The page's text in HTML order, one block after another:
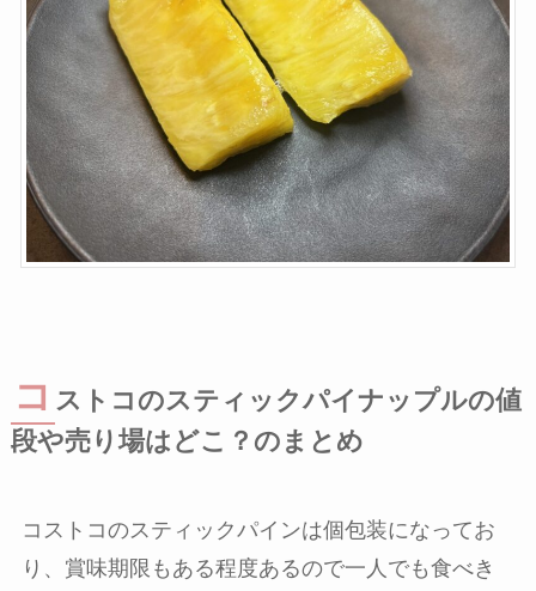
コ ストコのスティックパイナップルの値
段や売り場はどこ？のまとめ
コストコのスティックパインは個包装になってお
り、賞味期限もある程度あるので一人でも食べき